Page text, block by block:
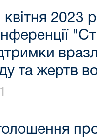
квітня 2023
та жертв
про